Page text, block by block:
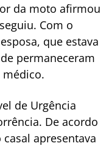
da moto afirmou
Com o
que estava
permaneceram
de Urgência
De acordo
apresentava